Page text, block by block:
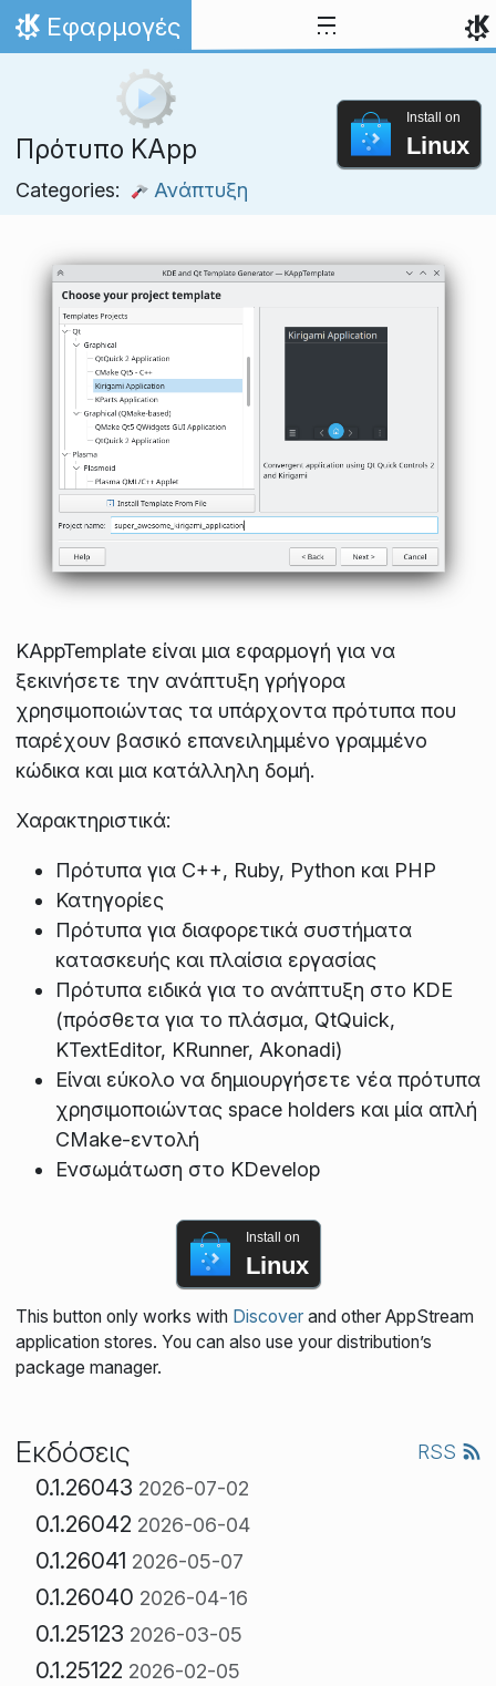
Skip to content
Home
Εφαρμογές
Πρότυπο KApp
Categories: Ανάπτυξη
Install on
Linux
KAppTemplate είναι μια εφαρμογή για να
ξεκινήσετε την ανάπτυξη γρήγορα
χρησιμοποιώντας τα υπάρχοντα πρότυπα που
παρέχουν βασικό επανειλημμένο γραμμένο
κώδικα και μια κατάλληλη δομή.
Χαρακτηριστικά:
Πρότυπα για C++, Ruby, Python και PHP
Κατηγορίες
Πρότυπα για διαφορετικά συστήματα
κατασκευής και πλαίσια εργασίας
Πρότυπα ειδικά για το ανάπτυξη στο KDE
(πρόσθετα για το πλάσμα, QtQuick,
KTextEditor, KRunner, Akonadi)
Είναι εύκολο να δημιουργήσετε νέα πρότυπα
χρησιμοποιώντας space holders και μία απλή
CMake-εντολή
Ενσωμάτωση στο KDevelop
Install on
Linux
This button only works with Discoverand other AppStream
application stores. You can also use your distribution’s
package manager.
Εκδόσεις RSS
0.1.26043 2026-07-02
0.1.26042 2026-06-04
0.1.26041 2026-05-07
0.1.26040 2026-04-16
0.1.25123 2026-03-05
0.1.25122 2026-02-05